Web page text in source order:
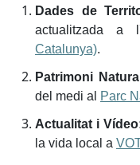
Dades de
actualitzada a
Catalunya).
Patrimoni
del medi al
Parc
Actualitat i
la vida local a